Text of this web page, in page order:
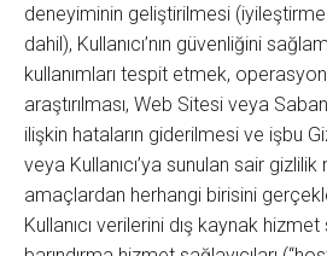
deneyiminin geliştirilmesi
dahil), Kullanıcı’nın güvenliğini
kullanımları tespit etmek,
araştırılması, Web Sitesi veya
ilişkin hataların giderilmesi ve işbu
veya Kullanıcı’ya sunulan sair
amaçlardan herhangi birisini
Kullanıcı verilerini dış kaynak hizmet